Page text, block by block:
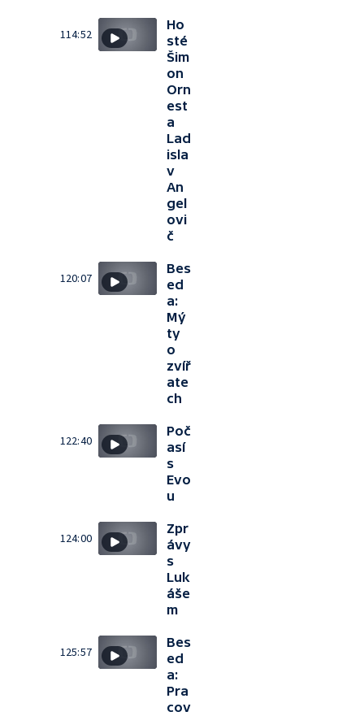
114:52
Ho
sté
Šim
on
Orn
est
a
Lad
isla
v
An
gel
ovi
č
120:07
Bes
ed
a:
Mý
ty
o
zvíř
ate
ch
122:40
Poč
así
s
Evo
u
124:00
Zpr
ávy
s
Luk
áše
m
125:57
Bes
ed
a:
Pra
cov